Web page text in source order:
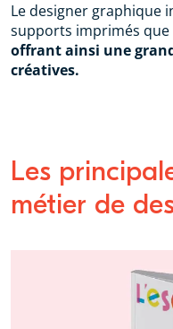
Le designer graphique
supports imprimés que
offrant ainsi une
créatives.
Les
métier de